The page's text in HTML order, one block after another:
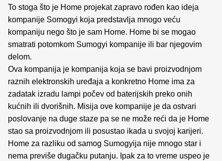
To stoga što je Home projekat zapravo rođen kao ideja
kompanije Somogyi koja predstavlja mnogo veću
kompaniju nego što je sam Home. Home bi se mogao
smatrati potomkom Sumogyi kompanije ili bar njegovim
delom.
Ova kompanija je kompanija koja se bavi proizvodnjom
raznih elektronskih uređaja a konkretno Home ima za
zadatak izradu lampi počev od baterijskih preko onih
kućnih ili dvorišnih. Misija ove kompanije je da ostvari
poslovanje na duge staze pa se ne može reći da je Home
stao sa proizvodnjom ili posustao ikada u svojoj karijeri.
Home za razliku od samog Sumogyija nije mnogo star i
nema previše dugačku putanju. Ipak za to vreme uspeo je